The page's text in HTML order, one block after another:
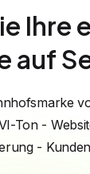
Ihre
auf
Ton -
-